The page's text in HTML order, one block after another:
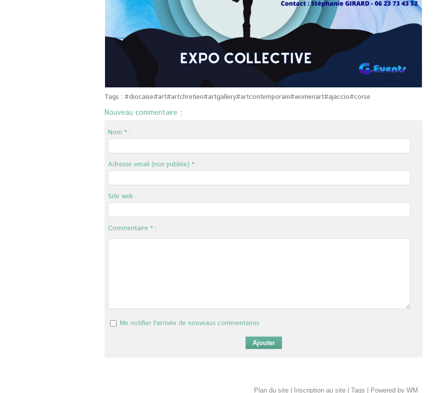
Tags : #diocaise#art#artchretien#artgallery#artcontemporain#womenart#ajaccio#corse
Nouveau commentaire :
Nom * :
Adresse email (non publiée) * :
Site web :
Commentaire * :
Me notifier l'arrivée de nouveaux commentaires
Plan du site Inscription au site Tags Powered by WM